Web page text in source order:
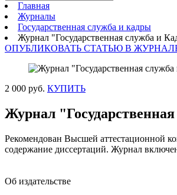
Главная
Журналы
Государственная служба и кадры
Журнал "Государственная служба и
ОПУБЛИКОВАТЬ СТАТЬЮ В
2 000 руб. КУПИТЬ
Журнал
Рекомендован Высшей аттестационной
содержание диссертаций. Журнал
Об издательстве